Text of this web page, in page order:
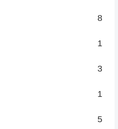
8
1
3
1
5